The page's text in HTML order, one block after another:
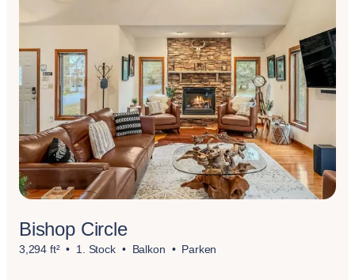
Bishop Circle
3,294 ft² 1. Stock Balkon Parken